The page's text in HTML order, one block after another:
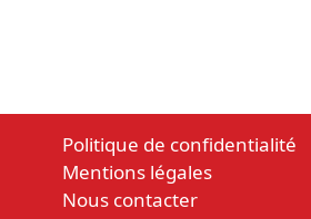
Politique de confidentialité
Mentions légales
Nous contacter